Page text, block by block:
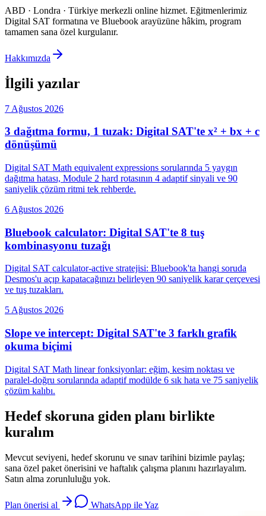
ABD · Londra · Türkiye merkezli online hizmet. Eğitmenlerimiz
Digital SAT formatına ve Bluebook arayüzüne hâkim, program
tamamen sana özel kurgulanır.
Hakkımızda
İlgili yazılar
7 Ağustos 2026
3 dağıtma formu, 1 tuzak: Digital SAT'te x² + bx + c
dönüşümü
Digital SAT Math equivalent expressions sorularında 5 yaygın
dağıtma hatası, Module 2 hard rotasının 4 adaptif sinyali ve 90
saniyelik çözüm ritmi tek rehberde.
6 Ağustos 2026
Bluebook calculator: Digital SAT'te 8 tuş
kombinasyonu tuzağı
Digital SAT calculator-active stratejisi: Bluebook'ta hangi soruda
Desmos'u açıp kapatacağınızı belirleyen 90 saniyelik karar çerçevesi
ve tuş tuzakları.
5 Ağustos 2026
Slope ve intercept: Digital SAT'te 3 farklı grafik
okuma biçimi
Digital SAT Math linear fonksiyonlar: eğim, kesim noktası ve
paralel-doğru sorularında adaptif modülde 6 sık hata ve 75 saniyelik
çözüm kalıbı.
Hedef skoruna giden planı birlikte
kuralım
Mevcut seviyeni, hedef skorunu ve sınav tarihini bizimle paylaş;
sana özel paket önerisini ve haftalık çalışma planını hazırlayalım.
Satın alma zorunluluğu yok.
Plan önerisi al WhatsApp ile Yaz